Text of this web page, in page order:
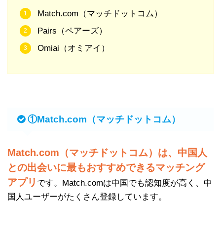
Match.com（マッチドットコム）
Pairs（ペアーズ）
Omiai（オミアイ）
①Match.com（マッチドットコム）
Match.com（マッチドットコム）は、中国人
との出会いに最もおすすめできるマッチング
アプリ です。Match.comは中国でも認知度が高く、中
国人ユーザーがたくさん登録しています。